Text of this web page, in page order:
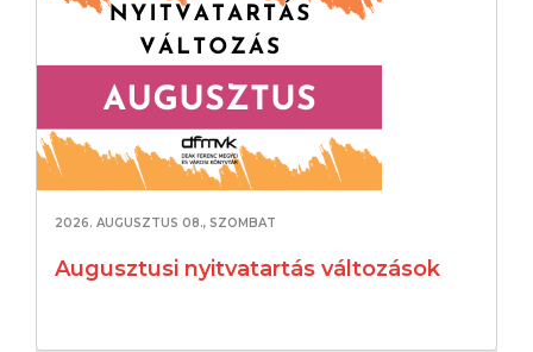
2026. AUGUSZTUS 08., SZOMBAT
Augusztusi nyitvatartás változások